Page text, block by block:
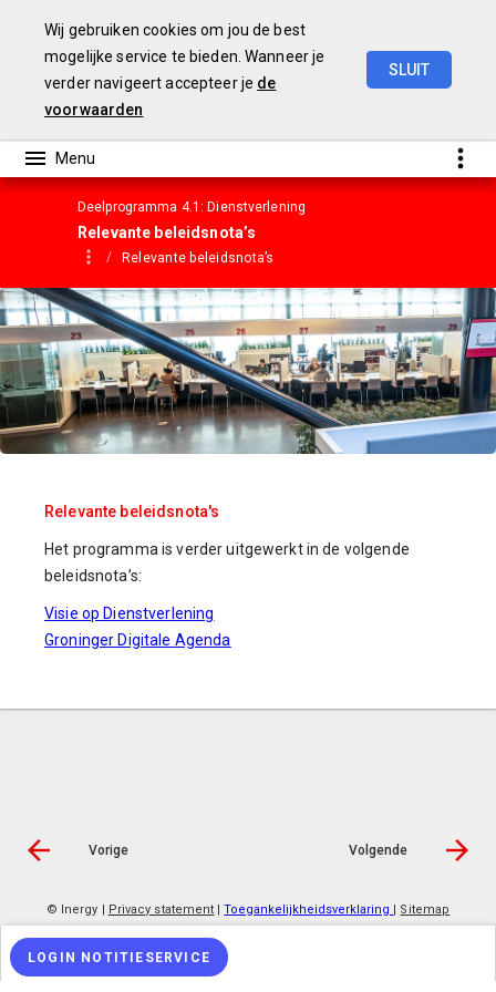
Wij gebruiken cookies om jou de best
mogelijke service te bieden. Wanneer je
verder navigeert accepteer je de
voorwaarden
SLUIT
Deelprogramma 4.1: Dienstverlening
Relevante beleidsnota’s
Relevante beleidsnota’s
Relevante beleidsnota's
Het programma is verder uitgewerkt in de volgende
beleidsnota’s:
Visie op Dienstverlening
Groninger Digitale Agenda
Vorige Volgende
© Inergy | Privacy statement |Toegankelijkheidsverklaring | Sitemap
LOGIN NOTITIESERVICE